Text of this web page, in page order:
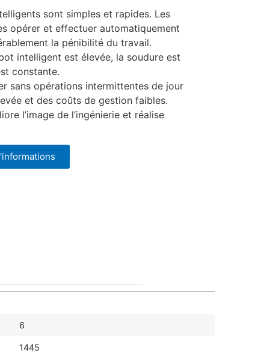
sont simples et rapides. Les
opérer et effectuer automatiquement
la pénibilité du travail.
intelligent est élevée, la soudure est
constante.
sans opérations intermittentes de jour
et des coûts de gestion faibles.
l’image de l’ingénierie et réalise
6
1445